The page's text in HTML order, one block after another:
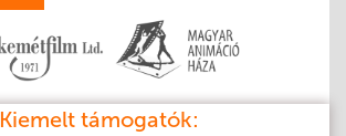
Kiemelt támogatók: